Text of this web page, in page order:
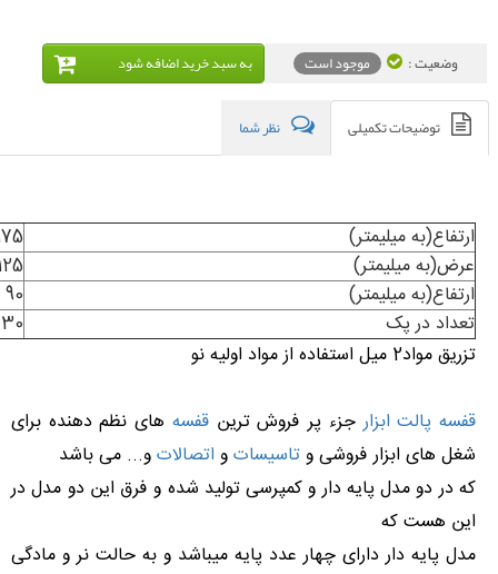
وضعیت : موجود است به سبد خريد اضافه شود
توضیحات تکمیلی نظر شما
ارتفاع(به میلیمتر)
عرض(به میلیمتر)
ارتفاع(به میلیمتر)
90
تعداد در پک
30
تزریق مواد2 میل استفاده از مواد اولیه نو
قفسه پالت ابزارجزء پر فروش ترینقفسه های نظم دهنده برای
شغل های ابزار فروشی و تاسیسات و اتصالات و... می باشد
که در دو مدل پایه دار و کمپرسی تولید شده و فرق این دو مدل در
این هست که
مدل پایه دار دارای چهار عدد پایه میباشد و به حالت نر و مادگی